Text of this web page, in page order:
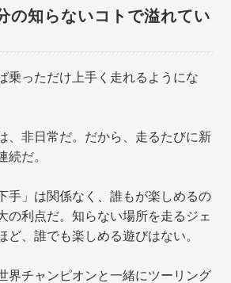
の知らないコトで溢れてい
乗っただけ上手く走れるようにな
、非日常だ。だから、走るたびに新
続だ。
手」は関係なく、誰もが楽しめるの
の利点だ。知らない場所を走るジェ
ど、誰でも楽しめる遊びはない。
界チャンピオンと一緒にツーリング